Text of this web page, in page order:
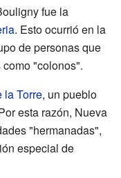
fue la
. Esto ocurrió en la
de personas que
"colonos".
la Torre, un pueblo
esta razón, Nueva
"hermanadas",
especial de